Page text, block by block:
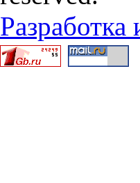
Разработка